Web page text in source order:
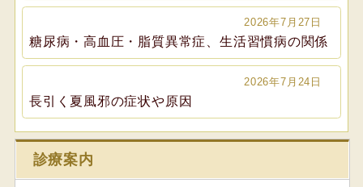
2026年7月27日
糖尿病・高血圧・脂質異常症、生活習慣病の関係
2026年7月24日
長引く夏風邪の症状や原因
診療案内